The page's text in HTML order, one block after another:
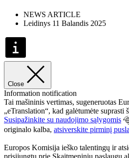
NEWS ARTICLE
Leidinys 11 Balandis 2025
Close
Information notification
Tai mašininis vertimas, sugeneruotas
„eTranslation“, kad galėtumėte suprasti
Susipažinkite su naudojimo sąlygomis
originalo kalba, atsiverskite pirminį
Europos Komisija ieško talentingų ir
prisijungtų prie Skaitmeninių paslaugų